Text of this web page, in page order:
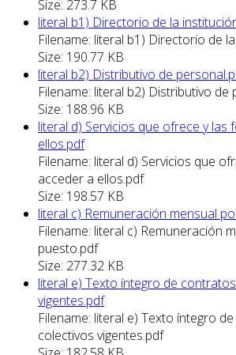
Size: 273.7 KB
literal b1) Directorio de la
Filename: literal b1) Directorio de
Size: 190.77 KB
literal b2) Distributivo de
Filename: literal b2) Distributivo de
Size: 188.96 KB
literal d) Servicios que ofrece y las
ellos.pdf
Filename: literal d) Servicios que
acceder a ellos.pdf
Size: 198.57 KB
literal c) Remuneración mensual
Filename: literal c) Remuneración
puesto.pdf
Size: 277.32 KB
literal e) Texto íntegro de
vigentes.pdf
Filename: literal e) Texto íntegro
colectivos vigentes.pdf